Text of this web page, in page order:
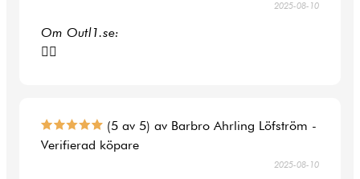
2025-08-10
Om Outl1.se:
👍🏻
(5 av 5) av Barbro Ahrling Löfström -
Verifierad köpare
2025-08-10